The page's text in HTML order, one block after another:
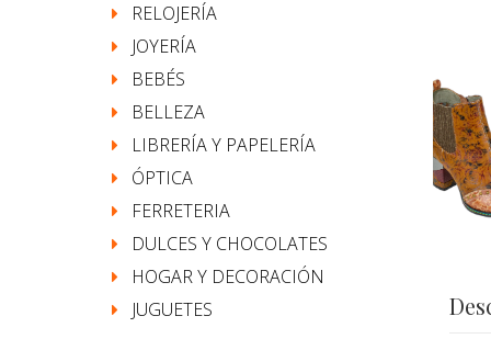
RELOJERÍA
JOYERÍA
BEBÉS
BELLEZA
LIBRERÍA Y PAPELERÍA
ÓPTICA
FERRETERIA
DULCES Y CHOCOLATES
HOGAR Y DECORACIÓN
JUGUETES